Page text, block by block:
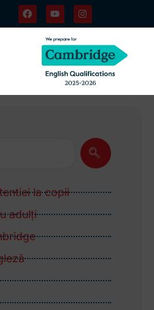
la copii
adulţi